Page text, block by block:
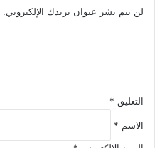
لن يتم نشر عنوان بريدك الإلكتروني.
التعليق *
الاسم *